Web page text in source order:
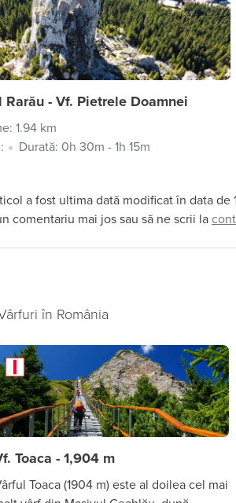
Rarău - Vf. Pietrele Doamnei
1.94 km
Durată: 0h 30m - 1h 15m
a fost ultima dată modificat în data
comentariu mai jos sau să ne scrii la
în România
Toaca - 1,904 m
Toaca (1904 m) este al doilea cel mai